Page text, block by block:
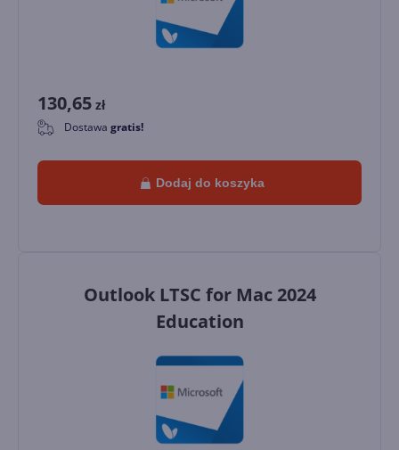
130,65 zł
0 Dostawa gratis!
Dodaj do koszyka
Outlook LTSC for Mac 2024
Education